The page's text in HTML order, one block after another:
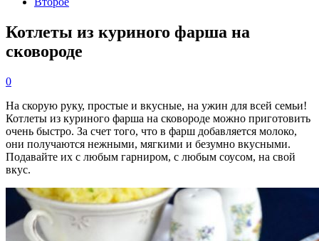
Котлеты из куриного фарша на
сковороде
0
На скорую руку, простые и вкусные, на ужин для всей семьи!
Котлеты из куриного фарша на сковороде можно приготовить
очень быстро. За счет того, что в фарш добавляется молоко,
они получаются нежными, мягкими и безумно вкусными.
Подавайте их с любым гарниром, с любым соусом, на свой
вкус.